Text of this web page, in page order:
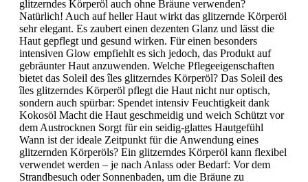
glitzerndes Körperöl auch ohne Bräune verwenden?
Natürlich! Auch auf heller Haut wirkt das glitzernde Körperöl
sehr elegant. Es zaubert einen dezenten Glanz und lässt die
Haut gepflegt und gesund wirken. Für einen besonders
intensiven Glow empfiehlt es sich jedoch, das Produkt auf
gebräunter Haut anzuwenden. Welche Pflegeeigenschaften
bietet das Soleil des îles glitzerndes Körperöl? Das Soleil des
îles glitzerndes Körperöl pflegt die Haut nicht nur optisch,
sondern auch spürbar: Spendet intensiv Feuchtigkeit dank
Kokosöl Macht die Haut geschmeidig und weich Schützt vor
dem Austrocknen Sorgt für ein seidig-glattes Hautgefühl
Wann ist der ideale Zeitpunkt für die Anwendung eines
glitzernden Körperöls? Ein glitzerndes Körperöl kann flexibel
verwendet werden – je nach Anlass oder Bedarf: Vor dem
Strandbesuch oder Sonnenbaden, um die Bräune zu